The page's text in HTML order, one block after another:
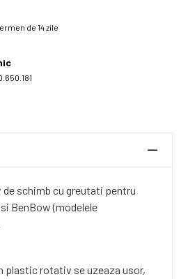
de 14 zile
schimb cu greutati pentru
BenBow (modelele
plastic rotativ se uzeaza usor,